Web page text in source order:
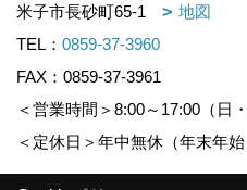
米子市長砂町65-1
地図
TEL： 0859-37-3960
FAX：0859-37-3961
＜営業時間＞8:00～17:00（日
＜定休日＞年中無休（年末年始